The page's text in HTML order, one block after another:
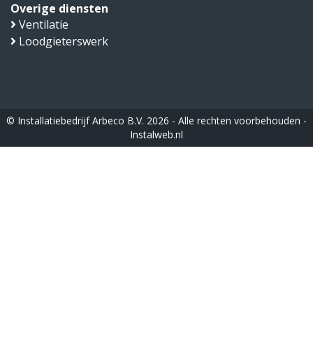
Overige diensten
Ventilatie
Loodgieterswerk
© Installatiebedrijf Arbeco B.V. 2026 - Alle rechten voorbehouden -
Instalweb.nl